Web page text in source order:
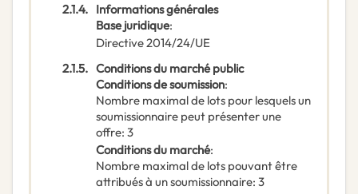
2.1.4. Informations générales
Base juridique:
Directive 2014/24/UE
2.1.5. Conditions du marché public
Conditions de soumission:
Nombre maximal de lots pour lesquels un
soumissionnaire peut présenter une
offre: 3
Conditions du marché:
Nombre maximal de lots pouvant être
attribués à un soumissionnaire: 3